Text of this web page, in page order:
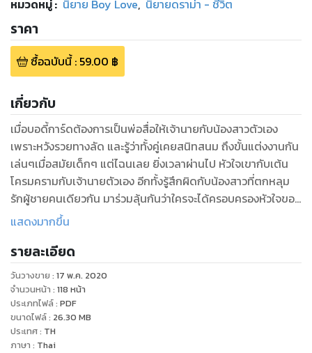
หมวดหมู่: นิยาย Boy Love, นิยายดราม่า - ชีวิต
ราคา
ซื้อฉบับนี้: 59.00 ฿
เกี่ยวกับ
เมื่อบอดี้การ์ดต้องการเป็นพ่อสื่อให้เจ้านายกับน้องสาวตัวเอง
เพราะหวังรวยทางลัด และรู้ว่าทั้งคู่เคยสนิทสนม ถึงขั้นแต่งงานกัน
เล่นๆเมื่อสมัยเด็กๆ แต่ไฉนเลย ยิ่งเวลาผ่านไป หัวใจเขากับเต้น
โครมครามกับเจ้านายตัวเอง อีกทั้งรู้สึกผิดกับน้องสาวที่ตกหลุม
รักผู้ชายคนเดียวกัน มาร่วมลุ้นกันว่าใครจะได้ครอบครองหัวใจของ
เจ้านายคนนี้
แสดงมากขึ้น
รายละเอียด
วันวางขาย : 17 พ.ค. 2020
จำนวนหน้า : 118 หน้า
ประเภทไฟล์: PDF
ขนาดไฟล์: 26.30 MB
ประเทศ: TH
ภาษา : Thai